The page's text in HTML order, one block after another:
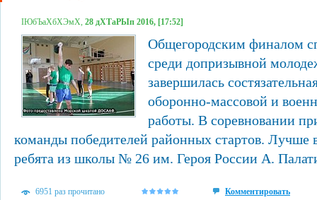
ІЮбЪаХбХЭмХ, 28 дХТаРЫп 2016, [17:52]
Общегородским финалом
среди допризывной
завершилась
оборонно-массовой и
работы. В соревновании
команды победителей районных стартов. Лучше
ребята из школы № 26 им. Героя России А.
6951 раз прочитано Комментировать